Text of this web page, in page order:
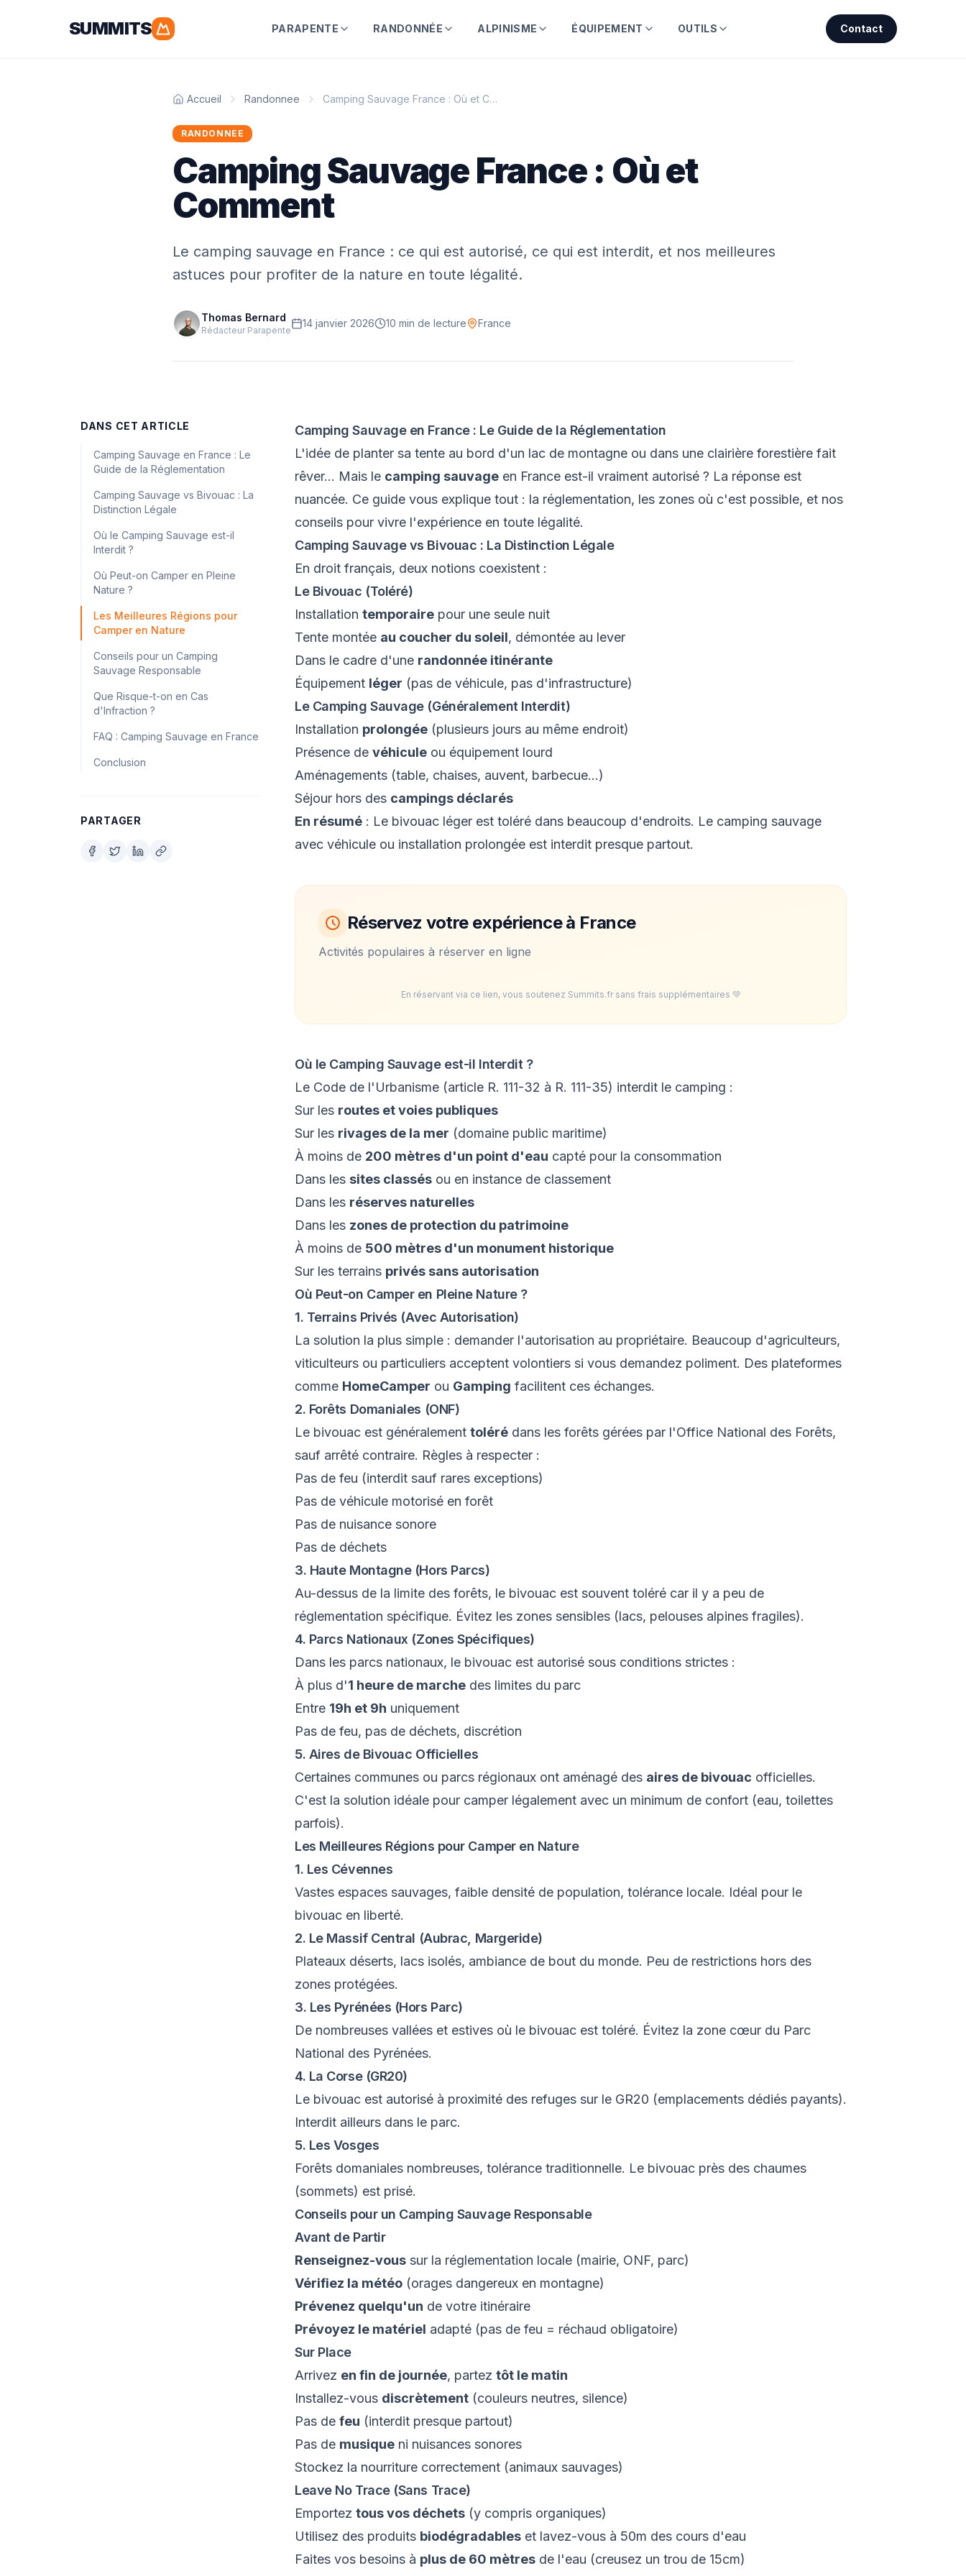
SUMMITS PARAPENTE RANDONNÉE ALPINISME ÉQUIPEMENT OUTILS Contact
Accueil Randonnee Camping Sauvage France : Où et Comment
RANDONNEE
Camping Sauvage France : Où et
Comment
Le camping sauvage en France : ce qui est autorisé, ce qui est interdit, et nos meilleures
astuces pour profiter de la nature en toute légalité.
Thomas Bernard
Rédacteur Parapente
14 janvier 2026 10 min de lecture France
DANS CET ARTICLE
Camping Sauvage en France : Le
Guide de la Réglementation
Camping Sauvage vs Bivouac : La
Distinction Légale
Où le Camping Sauvage est-il
Interdit ?
Où Peut-on Camper en Pleine
Nature ?
Les Meilleures Régions pour
Camper en Nature
Conseils pour un Camping
Sauvage Responsable
Que Risque-t-on en Cas
d'Infraction ?
FAQ : Camping Sauvage en France
Conclusion
PARTAGER
Camping Sauvage en France : Le Guide de la Réglementation
L'idée de planter sa tente au bord d'un lac de montagne ou dans une clairière forestière fait
rêver... Mais le camping sauvage en France est-il vraiment autorisé ? La réponse est
nuancée. Ce guide vous explique tout : la réglementation, les zones où c'est possible, et nos
conseils pour vivre l'expérience en toute légalité.
Camping Sauvage vs Bivouac : La Distinction Légale
En droit français, deux notions coexistent :
Le Bivouac (Toléré)
Installation temporaire pour une seule nuit
Tente montée au coucher du soleil, démontée au lever
Dans le cadre d'une randonnée itinérante
Équipement léger (pas de véhicule, pas d'infrastructure)
Le Camping Sauvage (Généralement Interdit)
Installation prolongée (plusieurs jours au même endroit)
Présence de véhicule ou équipement lourd
Aménagements (table, chaises, auvent, barbecue...)
Séjour hors des campings déclarés
En résumé : Le bivouac léger est toléré dans beaucoup d'endroits. Le camping sauvage
avec véhicule ou installation prolongée est interdit presque partout.
Réservez votre expérience à France
Activités populaires à réserver en ligne
En réservant via ce lien, vous soutenez Summits.fr sans frais supplémentaires 💚
Où le Camping Sauvage est-il Interdit ?
Le Code de l'Urbanisme (article R. 111-32 à R. 111-35) interdit le camping :
Sur les routes et voies publiques
Sur les rivages de la mer (domaine public maritime)
À moins de 200 mètres d'un point d'eau capté pour la consommation
Dans les sites classés ou en instance de classement
Dans les réserves naturelles
Dans les zones de protection du patrimoine
À moins de 500 mètres d'un monument historique
Sur les terrains privés sans autorisation
Où Peut-on Camper en Pleine Nature ?
1. Terrains Privés (Avec Autorisation)
La solution la plus simple : demander l'autorisation au propriétaire. Beaucoup d'agriculteurs,
viticulteurs ou particuliers acceptent volontiers si vous demandez poliment. Des plateformes
comme HomeCamper ou Gamping facilitent ces échanges.
2. Forêts Domaniales (ONF)
Le bivouac est généralement toléré dans les forêts gérées par l'Office National des Forêts,
sauf arrêté contraire. Règles à respecter :
Pas de feu (interdit sauf rares exceptions)
Pas de véhicule motorisé en forêt
Pas de nuisance sonore
Pas de déchets
3. Haute Montagne (Hors Parcs)
Au-dessus de la limite des forêts, le bivouac est souvent toléré car il y a peu de
réglementation spécifique. Évitez les zones sensibles (lacs, pelouses alpines fragiles).
4. Parcs Nationaux (Zones Spécifiques)
Dans les parcs nationaux, le bivouac est autorisé sous conditions strictes :
À plus d'1 heure de marche des limites du parc
Entre 19h et 9h uniquement
Pas de feu, pas de déchets, discrétion
5. Aires de Bivouac Officielles
Certaines communes ou parcs régionaux ont aménagé des aires de bivouac officielles.
C'est la solution idéale pour camper légalement avec un minimum de confort (eau, toilettes
parfois).
Les Meilleures Régions pour Camper en Nature
1. Les Cévennes
Vastes espaces sauvages, faible densité de population, tolérance locale. Idéal pour le
bivouac en liberté.
2. Le Massif Central (Aubrac, Margeride)
Plateaux déserts, lacs isolés, ambiance de bout du monde. Peu de restrictions hors des
zones protégées.
3. Les Pyrénées (Hors Parc)
De nombreuses vallées et estives où le bivouac est toléré. Évitez la zone cœur du Parc
National des Pyrénées.
4. La Corse (GR20)
Le bivouac est autorisé à proximité des refuges sur le GR20 (emplacements dédiés payants).
Interdit ailleurs dans le parc.
5. Les Vosges
Forêts domaniales nombreuses, tolérance traditionnelle. Le bivouac près des chaumes
(sommets) est prisé.
Conseils pour un Camping Sauvage Responsable
Avant de Partir
Renseignez-vous sur la réglementation locale (mairie, ONF, parc)
Vérifiez la météo (orages dangereux en montagne)
Prévenez quelqu'un de votre itinéraire
Prévoyez le matériel adapté (pas de feu = réchaud obligatoire)
Sur Place
Arrivez en fin de journée, partez tôt le matin
Installez-vous discrètement (couleurs neutres, silence)
Pas de feu (interdit presque partout)
Pas de musique ni nuisances sonores
Stockez la nourriture correctement (animaux sauvages)
Leave No Trace (Sans Trace)
Emportez tous vos déchets (y compris organiques)
Utilisez des produits biodégradables et lavez-vous à 50m des cours d'eau
Faites vos besoins à plus de 60 mètres de l'eau (creusez un trou de 15cm)